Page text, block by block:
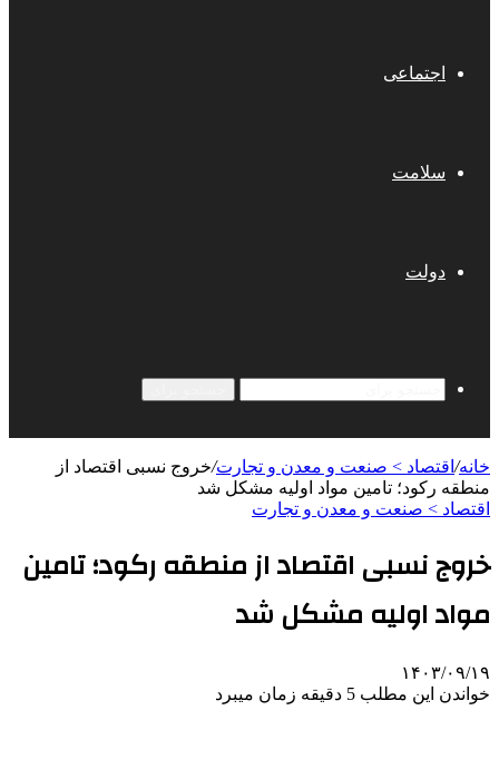
اجتماعی
سلامت
دولت
خانه/ اقتصاد > صنعت و معدن و تجارت/خروج نسبی اقتصاد از
منطقه رکود؛ تامین مواد اولیه مشکل شد
اقتصاد > صنعت و معدن و تجارت
خروج نسبی اقتصاد از منطقه رکود؛ تامین
مواد اولیه مشکل شد
۱۴۰۳/۰۹/۱۹
خواندن این مطلب 5 دقیقه زمان میبرد